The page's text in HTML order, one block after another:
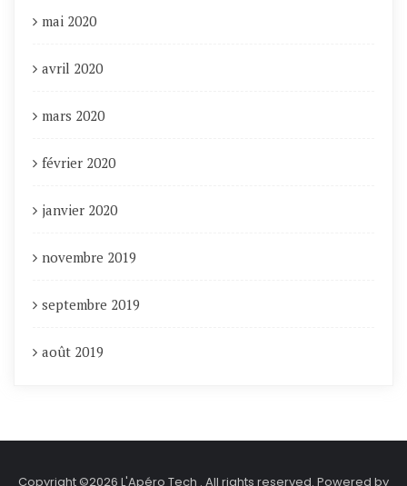
mai 2020
avril 2020
mars 2020
février 2020
janvier 2020
novembre 2019
septembre 2019
août 2019
Copyright ©2026 L'Apéro Tech . All rights reserved. Powered by